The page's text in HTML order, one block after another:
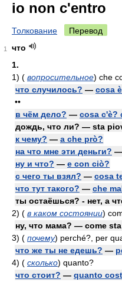
io non c'entro
Толкование Перевод
1
что
1.
1) ( вопросительное) che
что случилось? — cosa
••
в чём дело? — cosa c'è?
дождь, что ли? — sta
к чему? — a che prò?
на что мне эти деньги? —
ну и что? — e con ciò?
с чего ты взял? — cosa
что тут такого? — che
ты остаёшься? - нет, а
2) ( в каком состоянии)
ну, что мама? — come sta
3) ( почему) perché?, per
что же ты не едешь? —
4) ( сколько) quanto?
что стоит? — quanto